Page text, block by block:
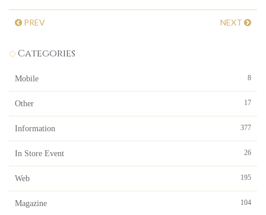
PREV NEXT
Categories
Mobile 8
Other 17
Information 377
In Store Event 26
Web 195
Magazine 104